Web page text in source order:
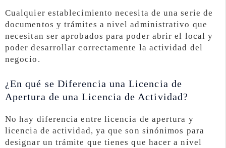
Cualquier establecimiento necesita de una serie de
documentos y trámites a nivel administrativo que
necesitan ser aprobados para poder abrir el local y
poder desarrollar correctamente la actividad del
negocio.
¿En qué se Diferencia una Licencia de
Apertura de una Licencia de Actividad?
No hay diferencia entre licencia de apertura y
licencia de actividad, ya que son sinónimos para
designar un trámite que tienes que hacer a nivel